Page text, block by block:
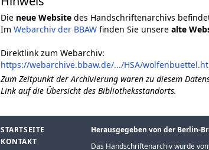
Die neue Website des Handschriftenarchivs
Im Webarchiv der BBAW finden Sie unsere alte
Direktlink zum Webarchiv:
https://webarchive.bbaw.de/.../HSA/
Zum Zeitpunkt der Archivierung waren zu diesem
Link auf die Übersicht des Bibliotheksstandorts.
STARTSEITE
KONTAKT
Herausgegeben von der Berlin-
Das Handschriftenarchiv wurde